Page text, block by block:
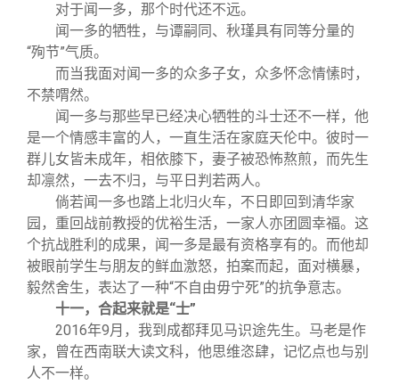
对于闻一多，那个时代还不远。
闻一多的牺牲，与谭嗣同、秋瑾具有同等分量的
“殉节”气质。
而当我面对闻一多的众多子女，众多怀念情愫时，
不禁喟然。
闻一多与那些早已经决心牺牲的斗士还不一样，他
是一个情感丰富的人，一直生活在家庭天伦中。彼时一
群儿女皆未成年，相依膝下，妻子被恐怖熬煎，而先生
却凛然，一去不归，与平日判若两人。
倘若闻一多也踏上北归火车，不日即回到清华家
园，重回战前教授的优裕生活，一家人亦团圆幸福。这
个抗战胜利的成果，闻一多是最有资格享有的。而他却
被眼前学生与朋友的鲜血激怒，拍案而起，面对横暴，
毅然舍生，表达了一种“不自由毋宁死”的抗争意志。
十一，合起来就是“士”
2016年9月，我到成都拜见马识途先生。马老是作
家，曾在西南联大读文科，他思维恣肆，记忆点也与别
人不一样。